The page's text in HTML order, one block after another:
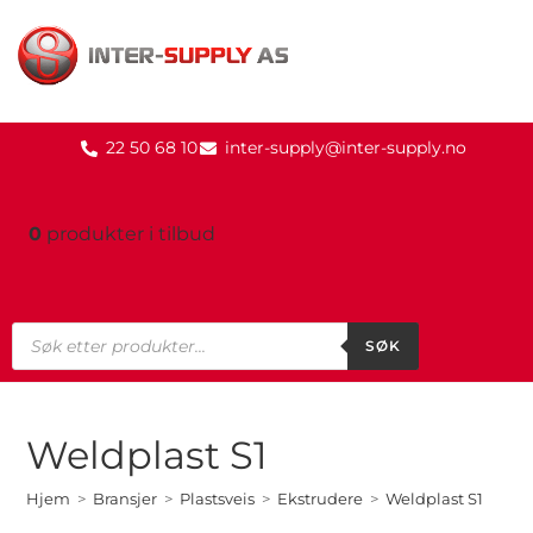
22 50 68 10 inter-supply@inter-supply.no
0 produkter i tilbud
SØK
Weldplast S1
Hjem > Bransjer > Plastsveis > Ekstrudere > Weldplast S1